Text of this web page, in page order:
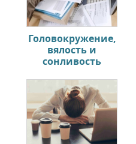
Головокружение,
вялость и
сонливость